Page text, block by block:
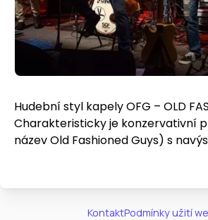
Hudební styl kapely OFG – OLD
Charakteristicky je konzervativní
název Old Fashioned Guys) s
KontaktPodmínky užití